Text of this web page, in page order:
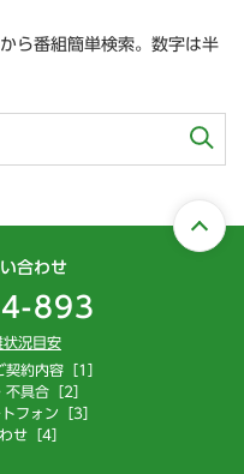
ら番組簡単検索。数字は半
合わせ
893
状況目安
約内容［1］
具合［2］
フォン［3］
せ［4］